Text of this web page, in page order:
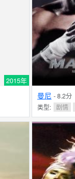
2015年
曼尼 - 8.2分
类型: 剧情